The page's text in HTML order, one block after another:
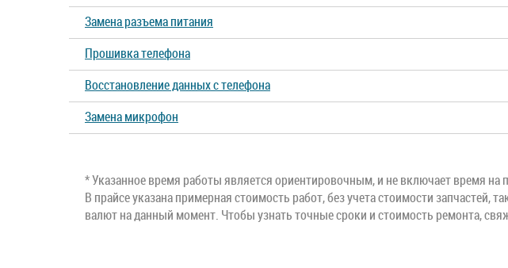
Замена разъема питания
Прошивка телефона
Восстановление данных с телефона
Замена микрофон
* Указанное время работы является ориентировочным, и не включает время на
В прайсе указана примерная стоимость работ, без учета стоимости запчастей,
валют на данный момент. Чтобы узнать точные сроки и стоимость ремонта,